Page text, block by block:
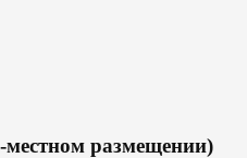
размещении)